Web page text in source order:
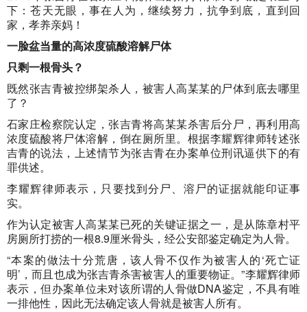
下：苍天无眼，事在人为，继续努力，抗争到底，直到回
家，孝养亲妈！
一脸盆当量的高浓度硫酸溶解尸体
只剩一根骨头？
既然张吉青被控绑架杀人，被害人高某某的尸体到底去哪里
了？
石家庄检察院认定，张吉青将高某某杀害后分尸，再利用高
浓度硫酸将尸体溶解，倒在厕所里。根据李耀辉律师转述张
吉青的说法，上述情节为张吉青在办案单位刑讯逼供下的有
罪供述。
李耀辉律师表示，只要找到分尸、溶尸的证据就能印证事
实。
作为认定被害人高某某已死的关键证据之一，是从陈章村平
房厕所打捞的一根8.9厘米骨头，经公安部鉴定确定为人骨。
“本案的做法十分荒唐，该人骨不仅作为被害人的‘死亡证
明’，而且也成为张吉青杀害被害人的重要物证。”李耀辉律师
表示，但办案单位未对该所谓的人骨做DNA鉴定，不具有唯
一排他性，因此无法确定该人骨就是被害人所有。